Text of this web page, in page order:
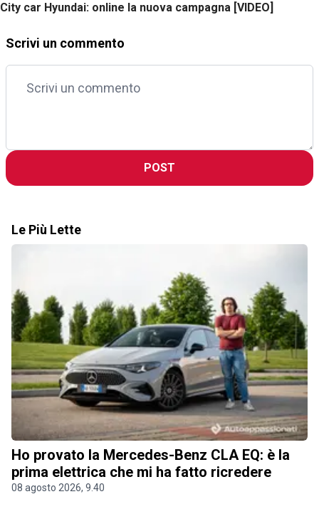
City car Hyundai: online la nuova campagna [VIDEO]
Scrivi un commento
POST
Le Più Lette
Ho provato la Mercedes-Benz CLA EQ: è la
prima elettrica che mi ha fatto ricredere
08 agosto 2026, 9.40